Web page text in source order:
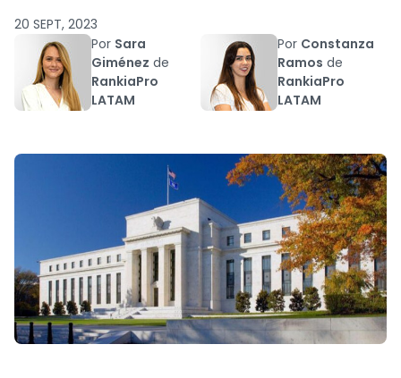
20 SEPT, 2023
Por Sara
Giménez de
RankiaPro
LATAM
Por Constanza
Ramos de
RankiaPro
LATAM